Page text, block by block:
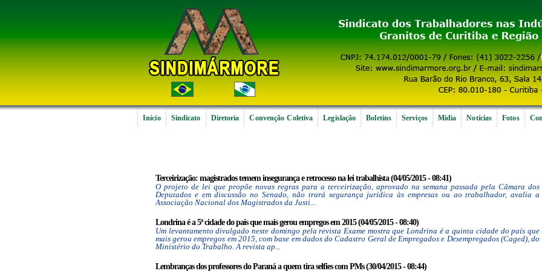
Início Sindicato Diretoria Convenção Coletiva Legislação Boletins Serviços Mídia Notícias Fotos
Terceirização: magistrados temem insegurança e retrocesso na lei trabalhista (04/05/2015 - 08:41)
O projeto de lei que propõe novas regras para a terceirização, aprovado na semana passada pela Câmara dos
Deputados e em discussão no Senado, não trará segurança jurídica às empresas ou ao trabalhador, avalia a
Associação Nacional dos Magistrados da Justi...
Londrina é a 5ª cidade do país que mais gerou empregos em 2015 (04/05/2015 - 08:40)
Um levantamento divulgado neste domingo pela revista Exame mostra que Londrina é a quinta cidade do país que
mais gerou empregos em 2015, com base em dados do Cadastro Geral de Empregados e Desempregados (Caged), do
Ministério do Trabalho. A revista ap...
Lembranças dos professores do Paraná a quem tira selfies com PMs (30/04/2015 - 08:44)